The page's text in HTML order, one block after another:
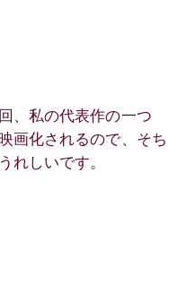
、私の代表作の一つ
画化されるので、そち
れしいです。